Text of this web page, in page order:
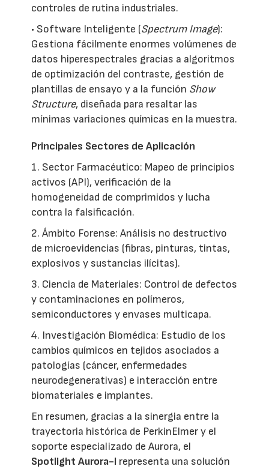
controles de rutina industriales.
• Software Inteligente (Spectrum Image):
Gestiona fácilmente enormes volúmenes de
datos hiperespectrales gracias a algoritmos
de optimización del contraste, gestión de
plantillas de ensayo y a la función Show
Structure, diseñada para resaltar las
mínimas variaciones químicas en la muestra.
Principales Sectores de Aplicación
1. Sector Farmacéutico: Mapeo de principios
activos (API), verificación de la
homogeneidad de comprimidos y lucha
contra la falsificación.
2. Ámbito Forense: Análisis no destructivo
de microevidencias (fibras, pinturas, tintas,
explosivos y sustancias ilícitas).
3. Ciencia de Materiales: Control de defectos
y contaminaciones en polímeros,
semiconductores y envases multicapa.
4. Investigación Biomédica: Estudio de los
cambios químicos en tejidos asociados a
patologías (cáncer, enfermedades
neurodegenerativas) e interacción entre
biomateriales e implantes.
En resumen, gracias a la sinergia entre la
trayectoria histórica de PerkinElmer y el
soporte especializado de Aurora, el
Spotlight Aurora-I representa una solución